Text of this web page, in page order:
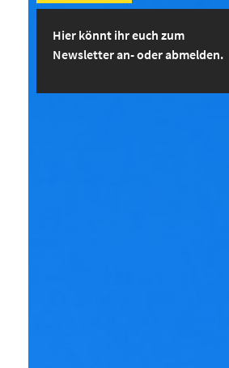
Hier könnt ihr euch zum
Newsletter an- oder abmelden.